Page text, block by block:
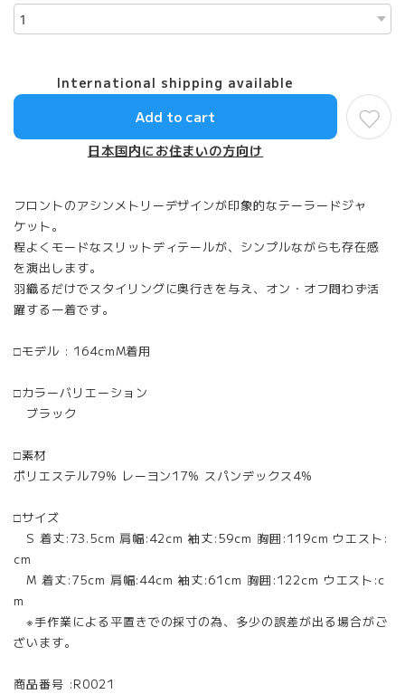
International shipping available
Add to cart
日本国内にお住まいの方向け
フロントのアシンメトリーデザインが印象的なテーラードジャ
ケット。
程よくモードなスリットディテールが、シンプルながらも存在感
を演出します。
羽織るだけでスタイリングに奥行きを与え、オン・オフ問わず活
躍する一着です。
□モデル : 164cmM着用
□カラーバリエーション
ブラック
□素材
ポリエステル79% レーヨン17% スパンデックス4%
□サイズ
S 着丈:73.5cm 肩幅:42cm 袖丈:59cm 胸囲:119cm ウエスト:
cm
M 着丈:75cm 肩幅:44cm 袖丈:61cm 胸囲:122cm ウエスト:c
m
※手作業による平置きでの採寸の為、多少の誤差が出る場合がご
ざいます。
商品番号 :R0021